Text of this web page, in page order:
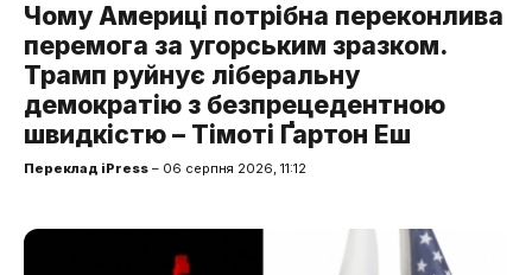
Чому Америці потрібна переконлива
перемога за угорським зразком.
Трамп руйнує ліберальну
демократію з безпрецедентною
швидкістю – Тімоті Ґартон Еш
Переклад iPress – 06 серпня 2026, 11:12